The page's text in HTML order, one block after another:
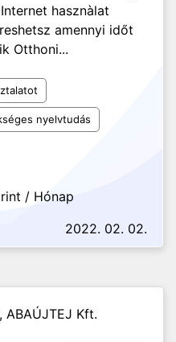
hasznàlat
amennyi időt
Otthoni...
nyelvtudás
/ Hónap
2022. 02. 02.
ABAÚJTEJ Kft.